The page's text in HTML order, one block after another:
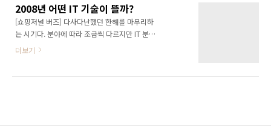
에게 그 자리를 내줘야 할지도 모른다. 물론 아이
폰이라는 것은 디바이스일 뿐..
선 될 것”이라고 말했다. 슈미트는 “앞으로 모바
일은 가장 인기가 있는 사업이 될 것”이라며“구
글은 현재 모든 서비스를 모바일로 준비하고 있
다”고 밝혔다. 이어 “구글의 프로그래머들은 PC
서도 구현하고 싶어 한다”고... 이와함께 슈미트
2008년 어떤 IT 기술이 뜰까?
[쇼핑저널 버즈] 다사다난했던 한해를 마무리하
는 시기다. 분야에 따라 조금씩 다르지만 IT 분야
는 워낙 변화 속도가 빨라 미래 예측이 쉽지 않은
더보기